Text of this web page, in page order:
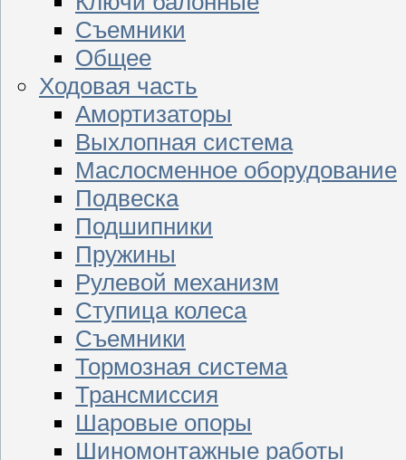
Съемники
Общее
Ходовая часть
Амортизаторы
Выхлопная система
Маслосменное оборудование
Подвеска
Подшипники
Пружины
Рулевой механизм
Ступица колеса
Съемники
Тормозная система
Трансмиссия
Шаровые опоры
Шиномонтажные работы